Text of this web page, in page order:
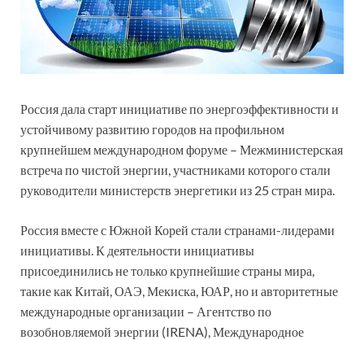
Россия дала старт инициативе по энергоэффективности и
устойчивому развитию городов на профильном
крупнейшем международном форуме – Межминистерская
встреча по чистой энергии, участниками которого стали
руководители министерств энергетики из 25 стран мира.
Россия вместе с Южной Корей стали странами-лидерами
инициативы. К деятельности инициативы
присоединились не только крупнейшие страны мира,
такие как Китай, ОАЭ, Мекиска, ЮАР, но и авторитетные
международные организации – Агентство по
возобновляемой энергии (IRENA), Международное